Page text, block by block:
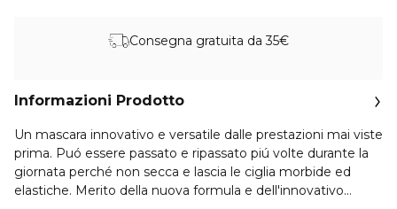
Consegna gratuita da 35€
Informazioni Prodotto
Un mascara innovativo e versatile dalle prestazioni mai viste
prima. Puó essere passato e ripassato piú volte durante la
giornata perché non secca e lascia le ciglia morbide ed
elastiche. Merito della nuova formula e dell'innovativo